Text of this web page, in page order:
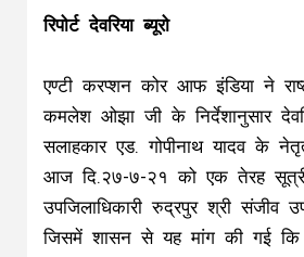
रिपोर्ट देवरिया ब्यूरो
एण्टी करप्शन कोर आफ इंडिया ने
कमलेश ओझा जी के निर्देशानुसार
सलाहकार एड. गोपीनाथ यादव के
आज दि.२७-७-२१ को एक तेरह
उपजिलाधिकारी रुद्रपुर श्री संजीव
जिसमें शासन से यह मांग की गई